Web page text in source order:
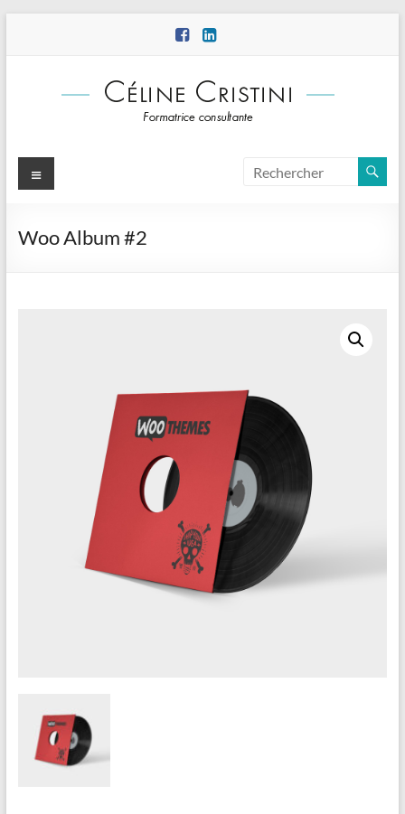
Menu
Woo Album #2